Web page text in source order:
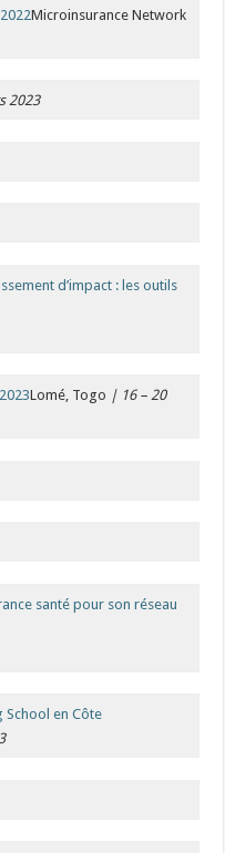
Microinsurance Network
2023
d’impact : les outils
Lomé, Togo | 16 – 20
santé pour son réseau
School en Côte